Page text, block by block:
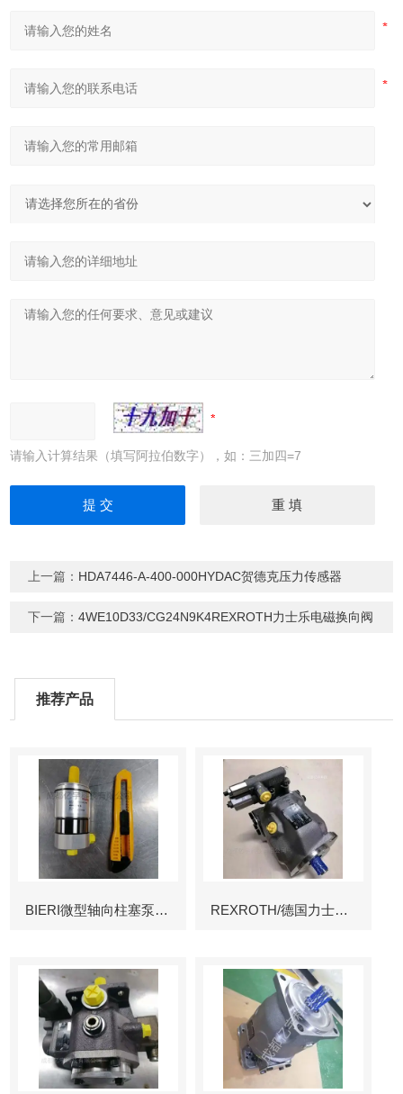
请输入计算结果（填写阿拉伯数字），如：三加四=7
上一篇： HDA7446-A-400-000HYDAC贺德克压力传感器
下一篇：4WE10D33/CG24N9K4REXROTH力士乐电磁换向阀
推荐产品
BIERI微型轴向柱塞泵AKP REXROTH/德国力士乐叶片泵